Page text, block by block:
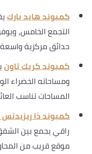
كمبوند هايد بارك
التجمع الخامس،
حدائق مركزية
كمبوند كريك تاون
ومساحاته الخضراء
المساحات تناسب
كمبوند ذا
راقي يجمع بين
موقع قريب من